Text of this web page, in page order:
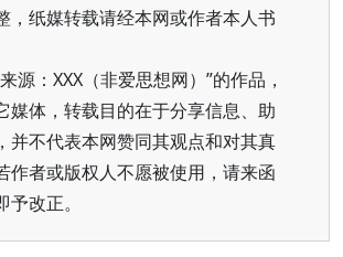
，纸媒转载请经本网或作者本人书
源：XXX（非爱思想网）”的作品，
媒体，转载目的在于分享信息、助
并不代表本网赞同其观点和对其真
作者或版权人不愿被使用，请来函
改正。